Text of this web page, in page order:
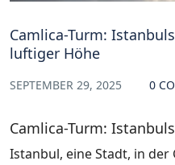
Camlica-Turm:
luftiger Höhe
SEPTEMBER 29, 2025 0
Camlica-Turm:
Istanbul, eine Stadt, in der